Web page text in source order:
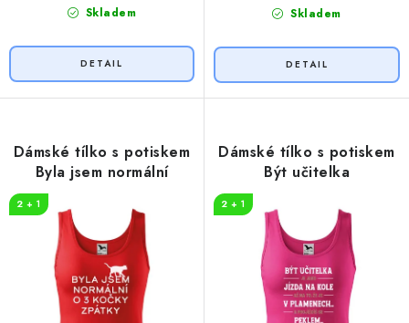
Skladem Skladem
Dámské tílko s potiskem
Byla jsem normální
2 + 1
Dámské tílko s potiskem
Být učitelka
2 + 1